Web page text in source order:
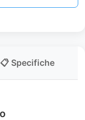
📋 Specifiche